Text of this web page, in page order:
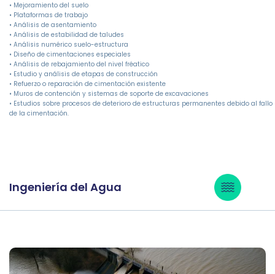
• Mejoramiento del suelo
• Plataformas de trabajo
• Análisis de asentamiento
• Análisis de estabilidad de taludes
• Análisis numérico suelo-estructura
• Diseño de cimentaciones especiales
• Análisis de rebajamiento del nivel fréatico
• Estudio y análisis de etapas de construcción
• Refuerzo o reparación de cimentación existente
• Muros de contención y sistemas de soporte de excavaciones
• Estudios sobre procesos de deterioro de estructuras permanentes debido al fallo
de la cimentación.
Ingeniería del Agua